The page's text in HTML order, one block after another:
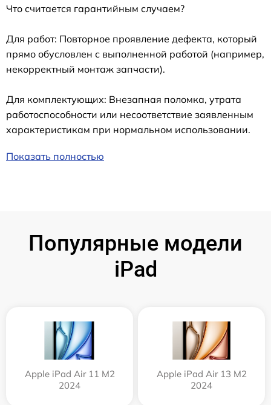
Что считается гарантийным случаем?
Для работ: Повторное проявление дефекта, который
прямо обусловлен с выполненной работой (например,
некорректный монтаж запчасти).
Для комплектующих: Внезапная поломка, утрата
работоспособности или несоответствие заявленным
характеристикам при нормальном использовании.
Показать полностью
Популярные модели
iPad
Apple iPad Air 11 M2
2024
Apple iPad Air 13 M2
2024